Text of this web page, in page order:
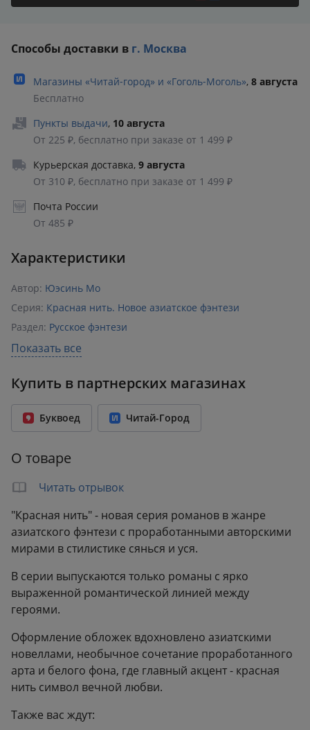
Способы доставки в г. Москва
Магазины «Читай‑город» и «Гоголь‑Моголь», 8 августа
Бесплатно
Пункты выдачи, 10 августа
От 225 ₽, бесплатно при заказе от 1 499 ₽
Курьерская доставка, 9 августа
От 310 ₽, бесплатно при заказе от 1 499 ₽
Почта России
От 485 ₽
Характеристики
Автор: Юэсинь Мо
Серия: Красная нить. Новое азиатское фэнтези
Раздел: Русское фэнтези
Издательство:
Возрастное ограничение: 16+
Год издания: 2026
Количество страниц: 608
Формат: 132x207 мм
Вес:
0.52 кг
Показать все
Купить в партнерских магазинах
Буквоед Читай-Город
О товаре
Читать отрывок
"Красная нить" - новая серия романов в жанре
азиатского фэнтези с проработанными авторскими
мирами в стилистике сянься и уся.
В серии выпускаются только романы с ярко
выраженной романтической линией между
героями.
Оформление обложек вдохновлено азиатскими
новеллами, необычное сочетание проработанного
арта и белого фона, где главный акцент - красная
нить символ вечной любви.
Также вас ждут: